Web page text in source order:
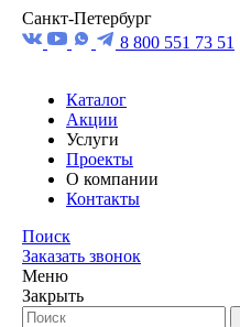
Санкт-Петербург
8 800 551 73 51
Каталог
Акции
Услуги
Проекты
О компании
Контакты
Поиск
Заказать звонок
Меню
Закрыть